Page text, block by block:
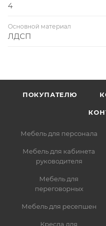
4
Основной материал
ЛДСП
ПОКУПАТЕЛЮ
Мебель для персонала
Мебель для кабинета
руководителя
Мебель для
переговорных
Мебель для ресепшен
Кресла для